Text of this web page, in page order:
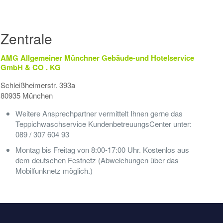
Zentrale
AMG Allgemeiner Münchner Gebäude-und Hotelservice
GmbH & CO . KG
Schleißheimerstr. 393a
80935 München
Weitere Ansprechpartner vermittelt Ihnen gerne das
Teppichwaschservice KundenbetreuungsCenter unter:
089 / 307 604 93
Montag bis Freitag von 8:00-17:00 Uhr. Kostenlos aus
dem deutschen Festnetz (Abweichungen über das
Mobilfunknetz möglich.)